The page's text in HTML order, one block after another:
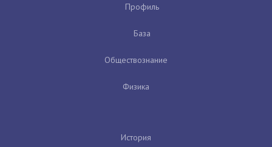
Профиль
База
Обществознание
Физика
История